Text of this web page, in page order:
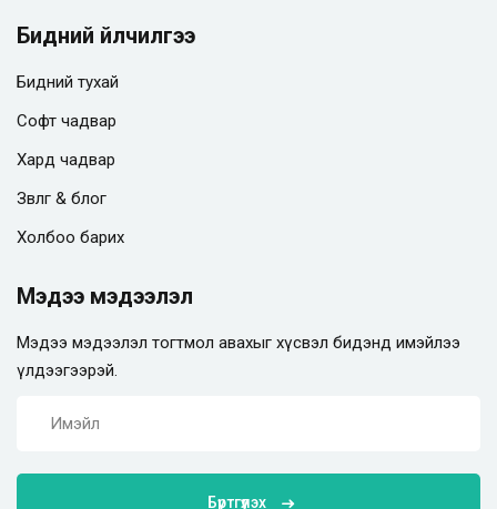
Бидний үйлчилгээ
Бидний тухай
Софт чадвар
Хард чадвар
Зөвлөгөө & блог
Холбоо барих
Мэдээ мэдээлэл
Мэдээ мэдээлэл тогтмол авахыг хүсвэл бидэнд имэйлээ
үлдээгээрэй.
Бүртгүүлэх